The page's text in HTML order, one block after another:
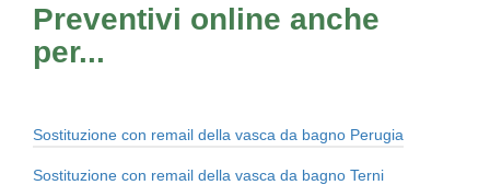
Preventivi online anche
per...
Sostituzione con remail della vasca da bagno Perugia
Sostituzione con remail della vasca da bagno Terni